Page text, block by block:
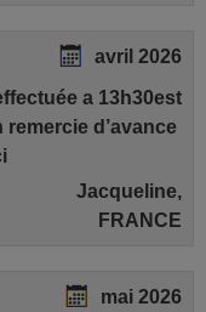
avril 2026
a 13h30est
d’avance
Jacqueline,
FRANCE
mai 2026